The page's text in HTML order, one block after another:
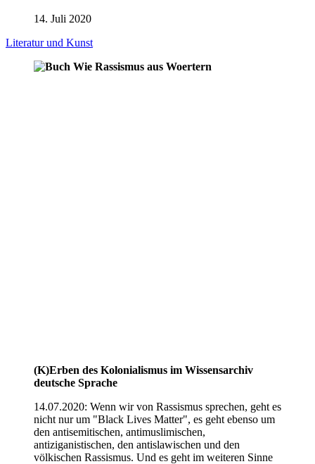
14. Juli 2020
Literatur und Kunst
(K)Erben des Kolonialismus im Wissensarchiv
deutsche Sprache
14.07.2020: Wenn wir von Rassismus sprechen, geht es
nicht nur um "Black Lives Matter", es geht ebenso um
den antisemitischen, antimuslimischen,
antiziganistischen, den antislawischen und den
völkischen Rassismus. Und es geht im weiteren Sinne